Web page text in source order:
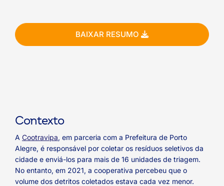
BAIXAR RESUMO
Contexto
A Cootravipa, em parceria com a Prefeitura de Porto
Alegre, é responsável por coletar os resíduos seletivos da
cidade e enviá-los para mais de 16 unidades de triagem.
No entanto, em 2021, a cooperativa percebeu que o
volume dos detritos coletados estava cada vez menor.